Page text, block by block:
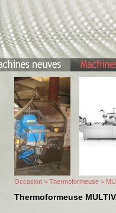
Occasion > Thermoformeuse >
Thermoformeuse